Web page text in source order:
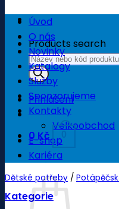
Products search
Přihlášení
0 Kč
Košík
Úvod
O nás
Novinky
Katalogy
Služby
Sponzorujeme
Kontakty
Velkoobchod
E-shop
Kariéra
Dětské potřeby /
Kategorie